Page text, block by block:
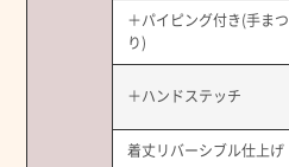
＋パイピング付き(手まつ
り)
＋ハンドステッチ
着丈リバーシブル仕上げ